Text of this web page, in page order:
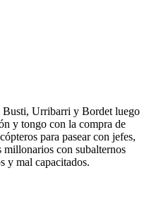
Busti, Urribarri y Bordet luego
y tongo con la compra de
para pasear con jefes,
millonarios con subalternos
y mal capacitados.